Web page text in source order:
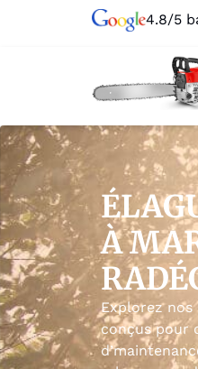
4.8/5
À
Explorez nos
conçus pour